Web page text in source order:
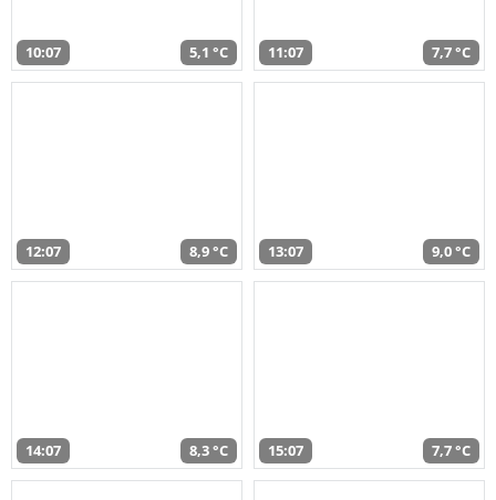
10:07 5,1 °C 11:07 7,7 °C
12:07 8,9 °C 13:07 9,0 °C
14:07 8,3 °C 15:07 7,7 °C